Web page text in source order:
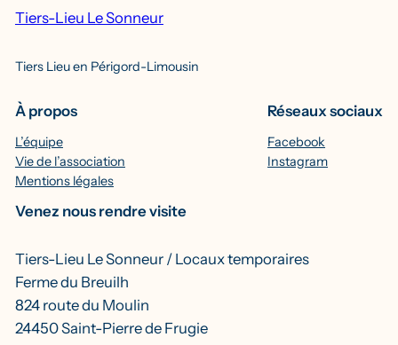
Tiers-Lieu Le Sonneur
Tiers Lieu en Périgord-Limousin
À propos
L’équipe
Vie de l’association
Mentions légales
Réseaux sociaux
Facebook
Instagram
Venez nous rendre visite
Tiers-Lieu Le Sonneur / Locaux temporaires
Ferme du Breuilh
824 route du Moulin
24450 Saint-Pierre de Frugie